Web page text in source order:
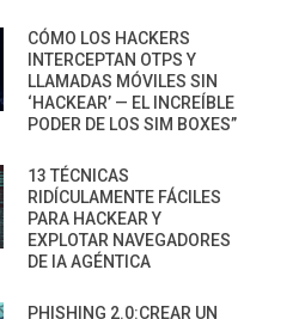
CÓMO LOS HACKERS
INTERCEPTAN OTPS Y
LLAMADAS MÓVILES SIN
‘HACKEAR’ — EL INCREÍBLE
PODER DE LOS SIM BOXES”
13 TÉCNICAS
RIDÍCULAMENTE FÁCILES
PARA HACKEAR Y
EXPLOTAR NAVEGADORES
DE IA AGÉNTICA
PHISHING 2.0:CREAR UN